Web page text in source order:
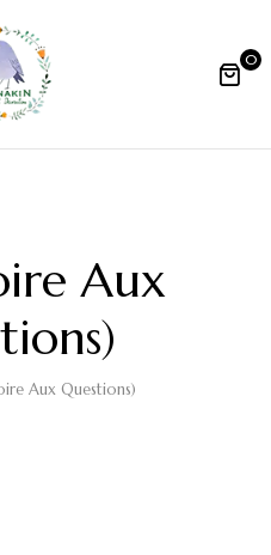
0
Aux
Aux Questions)